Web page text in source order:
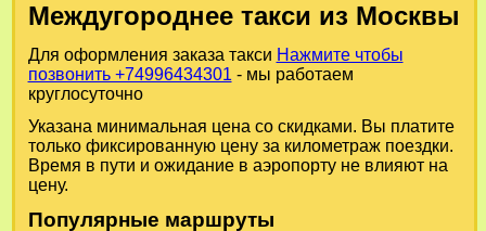
Междугороднее такси из Москвы
Для оформления заказа такси Нажмите чтобы
позвонить +74996434301 - мы работаем
круглосуточно
Указана минимальная цена со скидками. Вы платите
только фиксированную цену за километраж поездки.
Время в пути и ожидание в аэропорту не влияют на
цену.
Популярные маршруты